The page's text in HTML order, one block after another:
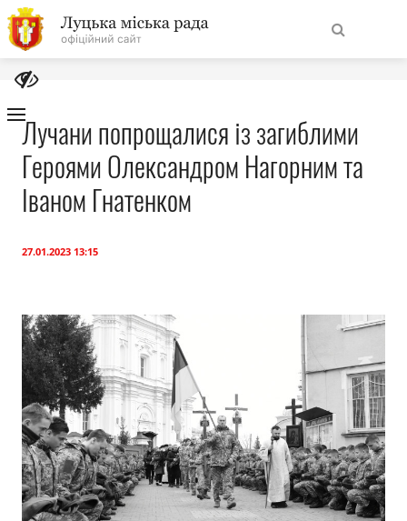
На
головну
Навігація
сайту
Про місто
Бюджет
Публічна інформація
Прозорість влади
Документи
Лучани попрощалися із загиблими
Героями Олександром Нагорним та
Іваном Гнатенком
27.01.2023 13:15